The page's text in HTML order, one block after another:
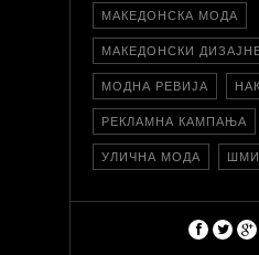
МАКЕДОНСКА МОДА
МАКЕДОНСКИ
МОДНА РЕВИЈА
РЕКЛАМНА КАМПАЊА
УЛИЧНА МОДА